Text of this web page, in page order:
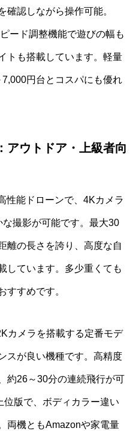
確認しながら操作可能。
ード調整機能で遊びの幅も
トも搭載しています。軽量
円台とコスパにも優れ
アウトドア・上級者向
性能ドローンで、4Kカメラ
撮影が可能です。最大30
離の長さを誇り、高度な自
しています。多少重くても
すすめです。
カメラを搭載する定番モデ
スが良い機種です。高精度
約26～30分の連続飛行が可
版で、ボディカラー違い
両機ともAmazonや家電量